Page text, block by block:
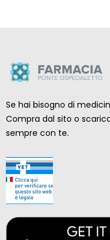
Se hai bisogno di
Compra dal sito o
sempre con te.